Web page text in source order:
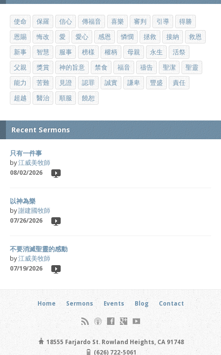
使命 保羅 信心 傳福音 喜樂 審判 引導
得勝
恩賜
悔改 愛 愛心 感恩 憐憫 拯救 接納
救恩
新事
智慧 服事 榜樣 權柄 母親 永生
活祭
父親
獎賞 神的旨意 禁食 福音 禱告 聖潔
聖靈
能力
苦難 見證 認罪 誠實 謙卑 豐盛
責任
超越
醫治 順服 饒恕
Recent Sermons
只有一件事
by江威美牧師
08/02/2026
以神為樂
by謝建國牧師
07/26/2026
不要消滅聖靈的感動
by江威美牧師
07/19/2026
Home Sermons Events Blog Contact
18555 Farjardo St. Rowland Heights, CA 91748
(626) 722-5061